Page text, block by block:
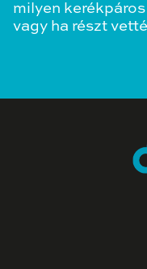
milyen
vagy ha részt